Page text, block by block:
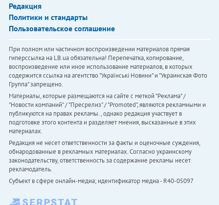
Редакция
Политики и стандарты
Пользовательское соглашение
При полном или частичном воспроизведении материалов прямая
гиперссылка на LB.ua обязательна! Перепечатка, копирование,
воспроизведение или иное использование материалов, в которых
содержится ссылка на агентство "Українськi Новини" и "Украинская Фото
Группа" запрещено.
Материалы, которые размещаются на сайте с меткой "Реклама" /
"Новости компаний" / "Пресрелиз" / "Promoted", являются рекламными и
публикуются на правах рекламы. , однако редакция участвует в
подготовке этого контента и разделяет мнения, высказанные в этих
материалах.
Редакция не несет ответственности за факты и оценочные суждения,
обнародованные в рекламных материалах. Согласно украинскому
законодательству, ответственность за содержание рекламы несет
рекламодатель.
Субъект в сфере онлайн-медиа; идентификатор медиа - R40-05097